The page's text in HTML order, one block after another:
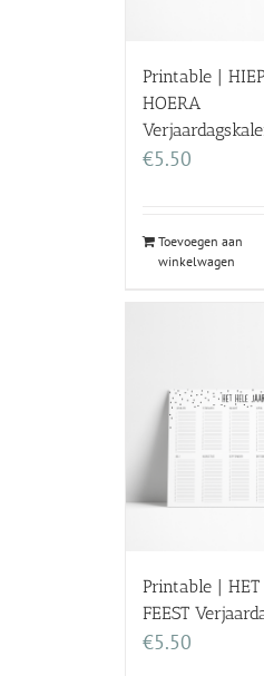
Printable |
HOERA
€5.50
Toevoegen aan
winkelwagen
Printable | HET
FEEST
€5.50